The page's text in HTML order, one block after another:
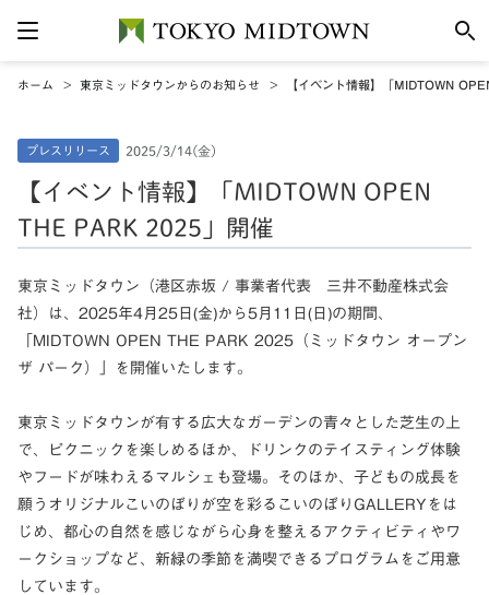
ホーム 東京ミッドタウンからのお知らせ 【イベント情報】「MIDTOWN
プレスリリース 2025/3/14(金)
【イベント情報】「MIDTOWN OPEN
THE PARK 2025」開催
東京ミッドタウン（港区赤坂 / 事業者代表 三井不動産株式会
社）は、2025年4月25日(金)から5月11日(日)の期間、
「MIDTOWN OPEN THE PARK 2025（ミッドタウン オープン
ザ パーク）」を開催いたします。
東京ミッドタウンが有する広大なガーデンの青々とした芝生の上
で、ピクニックを楽しめるほか、ドリンクのテイスティング体験
やフードが味わえるマルシェも登場。そのほか、子どもの成長を
願うオリジナルこいのぼりが空を彩るこいのぼりGALLERYをは
じめ、都心の自然を感じながら心身を整えるアクティビティやワ
ークショップなど、新緑の季節を満喫できるプログラムをご用意
しています。